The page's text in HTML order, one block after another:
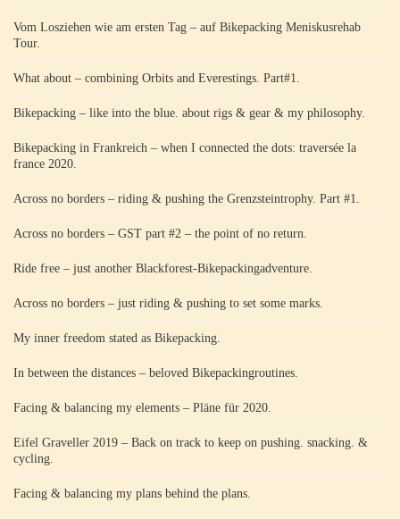
Vom Losziehen wie am ersten Tag – auf Bikepacking Meniskusrehab
Tour.
What about – combining Orbits and Everestings. Part#1.
Bikepacking – like into the blue. about rigs & gear & my philosophy.
Bikepacking in Frankreich – when I connected the dots: traversée la
france 2020.
Across no borders – riding & pushing the Grenzsteintrophy. Part #1.
Across no borders – GST part #2 – the point of no return.
Ride free – just another Blackforest-Bikepackingadventure.
Across no borders – just riding & pushing to set some marks.
My inner freedom stated as Bikepacking.
In between the distances – beloved Bikepackingroutines.
Facing & balancing my elements – Pläne für 2020.
Eifel Graveller 2019 – Back on track to keep on pushing. snacking. &
cycling.
Facing & balancing my plans behind the plans.